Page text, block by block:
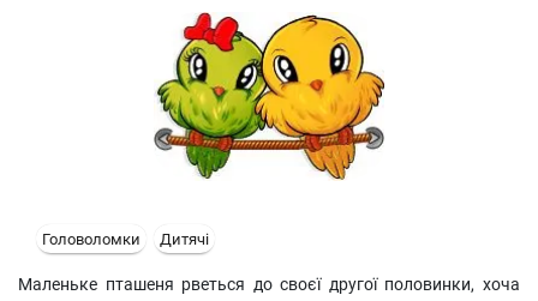
Головоломки Дитячі
Маленьке пташеня рветься до своєї другої половинки, хоча